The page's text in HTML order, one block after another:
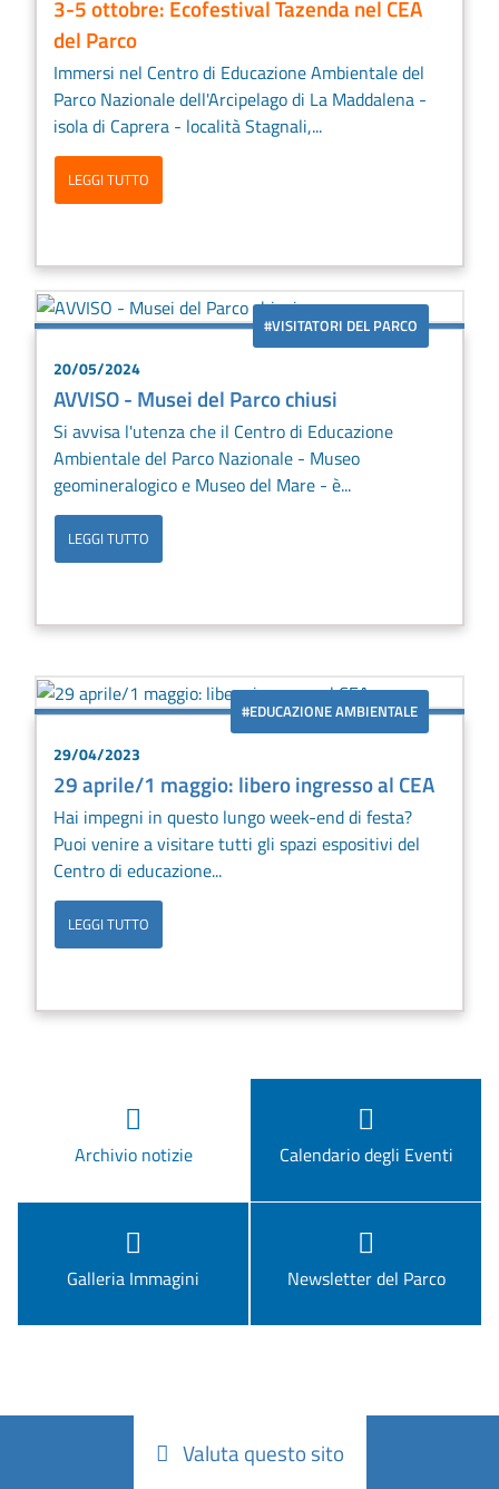
3-5 ottobre: Ecofestival Tazenda nel CEA
del Parco
Immersi nel Centro di Educazione Ambientale del
Parco Nazionale dell'Arcipelago di La Maddalena -
isola di Caprera - località Stagnali,...
LEGGI TUTTO
#VISITATORI DEL PARCO
20/05/2024
AVVISO - Musei del Parco chiusi
Si avvisa l'utenza che il Centro di Educazione
Ambientale del Parco Nazionale - Museo
geomineralogico e Museo del Mare - è...
LEGGI TUTTO
#EDUCAZIONE AMBIENTALE
29/04/2023
29 aprile/1 maggio: libero ingresso al CEA
Hai impegni in questo lungo week-end di festa?
Puoi venire a visitare tutti gli spazi espositivi del
Centro di educazione...
LEGGI TUTTO
Archivio notizie Calendario degli Eventi
Galleria Immagini Newsletter del Parco
Valuta questo sito